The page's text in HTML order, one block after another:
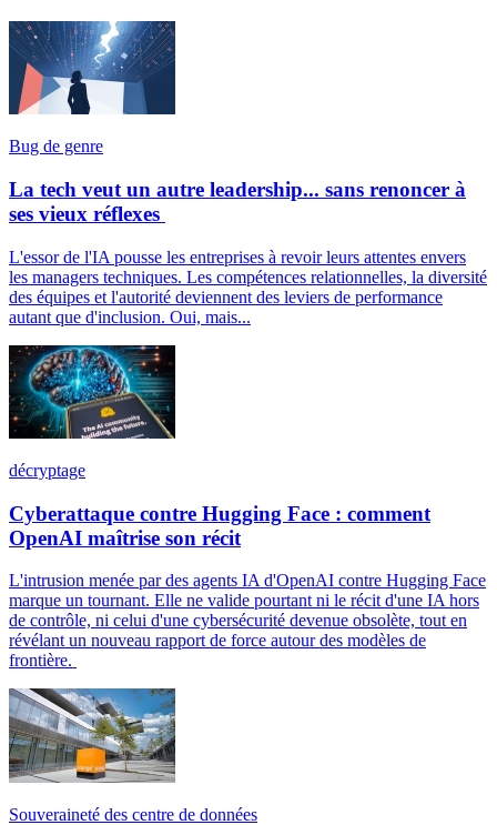
Bug de genre
La tech veut un autre leadership... sans renoncer à
ses vieux réflexes
L'essor de l'IA pousse les entreprises à revoir leurs attentes envers
les managers techniques. Les compétences relationnelles, la diversité
des équipes et l'autorité deviennent des leviers de performance
autant que d'inclusion. Oui, mais...
décryptage
Cyberattaque contre Hugging Face : comment
OpenAI maîtrise son récit
L'intrusion menée par des agents IA d'OpenAI contre Hugging Face
marque un tournant. Elle ne valide pourtant ni le récit d'une IA hors
de contrôle, ni celui d'une cybersécurité devenue obsolète, tout en
révélant un nouveau rapport de force autour des modèles de
frontière.
Souveraineté des centre de données